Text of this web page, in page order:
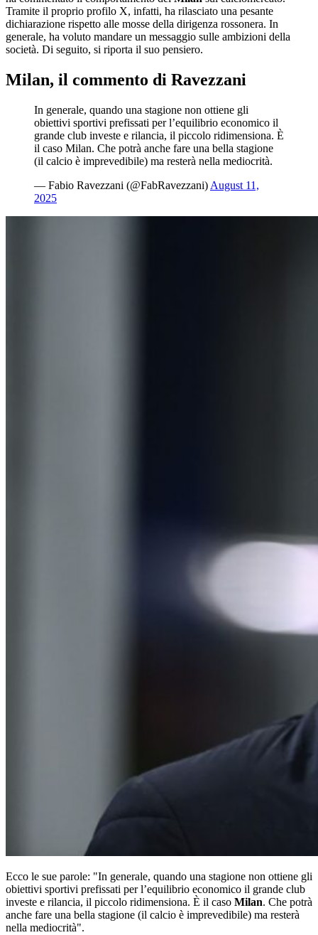
Tramite il proprio profilo X, infatti, ha rilasciato una pesante
dichiarazione rispetto alle mosse della dirigenza rossonera. In
generale, ha voluto mandare un messaggio sulle ambizioni della
società. Di seguito, si riporta il suo pensiero.
Milan, il commento di Ravezzani
In generale, quando una stagione non ottiene gli
obiettivi sportivi prefissati per l’equilibrio economico il
grande club investe e rilancia, il piccolo ridimensiona. È
il caso Milan. Che potrà anche fare una bella stagione
(il calcio è imprevedibile) ma resterà nella mediocrità.
— Fabio Ravezzani (@FabRavezzani) August 11,
2025
Ecco le sue parole: "In generale, quando una stagione non ottiene gli
obiettivi sportivi prefissati per l’equilibrio economico il grande club
investe e rilancia, il piccolo ridimensiona. È il caso Milan. Che potrà
anche fare una bella stagione (il calcio è imprevedibile) ma resterà
nella mediocrità".